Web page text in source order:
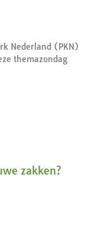
Nederland (PKN)
themazondag
zakken?